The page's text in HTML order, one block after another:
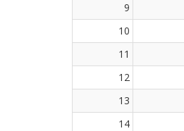
9
10
11
12
13
14